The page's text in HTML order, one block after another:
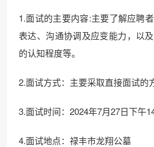
1.面试的主要内容:主要了解应聘
表达、沟通协调及应变能力，以
的认知程度等。
2.面试方式：主要采取直接面试的
3.面试时间：2024年7月27日下午
4.面试地点：禄丰市龙翔公墓